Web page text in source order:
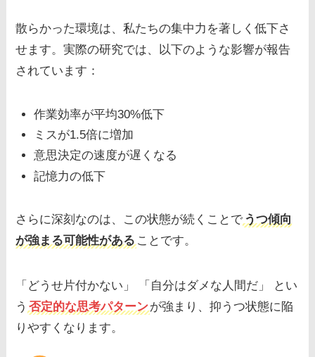
散らかった環境は、私たちの集中力を著しく低下さ
せます。実際の研究では、以下のような影響が報告
されています：
作業効率が平均30%低下
ミスが1.5倍に増加
意思決定の速度が遅くなる
記憶力の低下
さらに深刻なのは、この状態が続くことで うつ傾向
が強まる可能性がある ことです。
「どうせ片付かない」 「自分はダメな人間だ」 とい
う 否定的な思考パターンが強まり、抑うつ状態に陥
りやすくなります。